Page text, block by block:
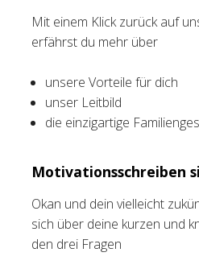
Mit einem Klick zurück auf
erfährst du mehr über
unsere Vorteile für dich
unser Leitbild
die einzigartige
Motivationsschreiben
Okan und dein vielleicht
sich über deine kurzen und
den drei Fragen